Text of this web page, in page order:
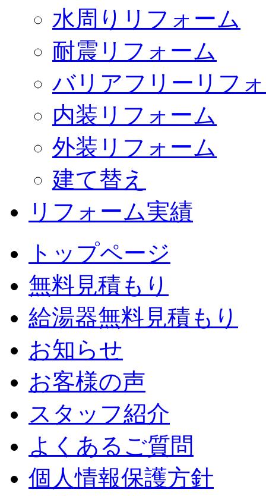
水周りリフォーム
耐震リフォーム
バリアフリーリフ
内装リフォーム
外装リフォーム
建て替え
リフォーム実績
トップページ
無料見積もり
給湯器無料見積もり
お知らせ
お客様の声
スタッフ紹介
よくあるご質問
個人情報保護方針